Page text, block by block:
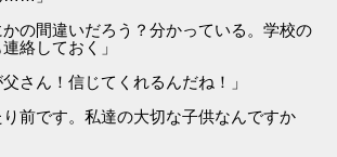
の間違いだろう？分かっている。学校の
絡しておく」
さん！信じてくれるんだね！」
前です。私達の大切な子供なんですか